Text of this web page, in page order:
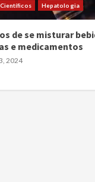
Hepatologia
de se misturar
e medicamentos
2024